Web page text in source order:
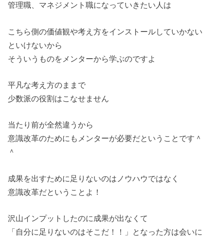
管理職、マネジメント職になっていきたい人は
こちら側の価値観や考え方をインストールしていかない
といけないから
そういうものをメンターから学ぶのですよ
平凡な考え方のままで
少数派の役割はこなせません
当たり前が全然違うから
意識改革のためにもメンターが必要だということです＾
＾
成果を出すために足りないのはノウハウではなく
意識改革だということよ！
沢山インプットしたのに成果が出なくて
「自分に足りないのはそこだ！！」となった方は会いに